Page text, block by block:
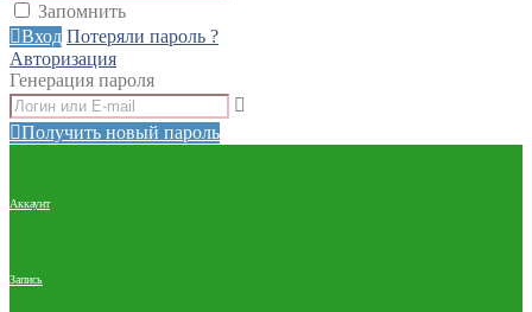
Запомнить
Вход Потеряли пароль ?
Авторизация
Генерация пароля
Получить новый пароль
Аккаунт
Запись